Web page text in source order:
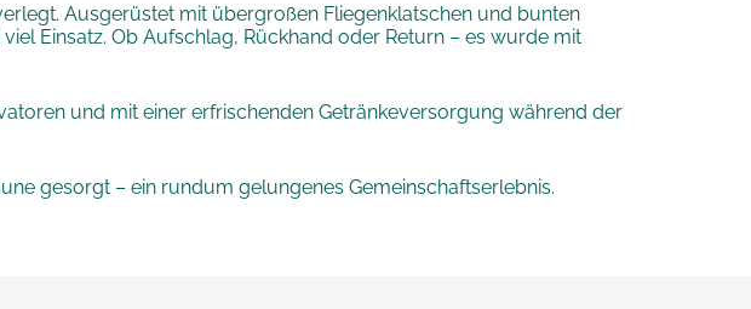
Ausgerüstet mit übergroßen Fliegenklatschen und bunten
Einsatz. Ob Aufschlag, Rückhand oder Return – es wurde mit
und mit einer erfrischenden Getränkeversorgung während der
gesorgt – ein rundum gelungenes Gemeinschaftserlebnis.